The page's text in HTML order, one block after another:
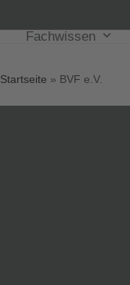
Fachwissen
Startseite » BVF e.V.